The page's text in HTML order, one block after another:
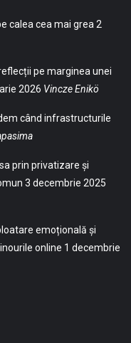
calea cea mai grea 2
pe marginea unei
2026 Vincze Enikö
când infrastructurile
prin privatizare și
3 decembrie 2025
emoțională și
online 1 decembrie